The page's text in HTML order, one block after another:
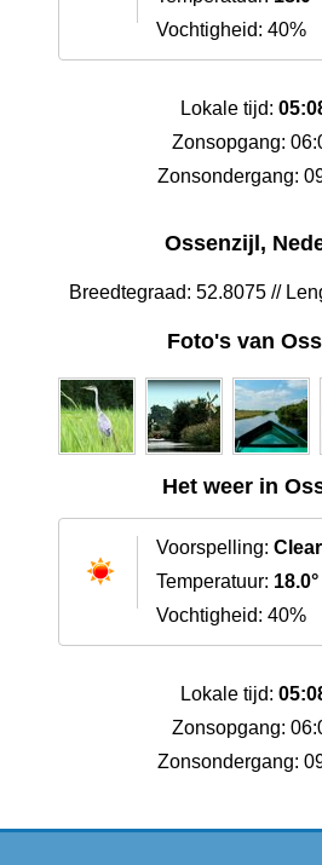
Vochtigheid: 40%
Lokale tijd:
Zonsopgang:
Zonsondergang:
Ossenzijl,
Breedtegraad: 52.8075 //
Foto's van
Het weer in
Voorspelling:
Temperatuur: 18.0°
Vochtigheid: 40%
Lokale tijd:
Zonsopgang:
Zonsondergang: